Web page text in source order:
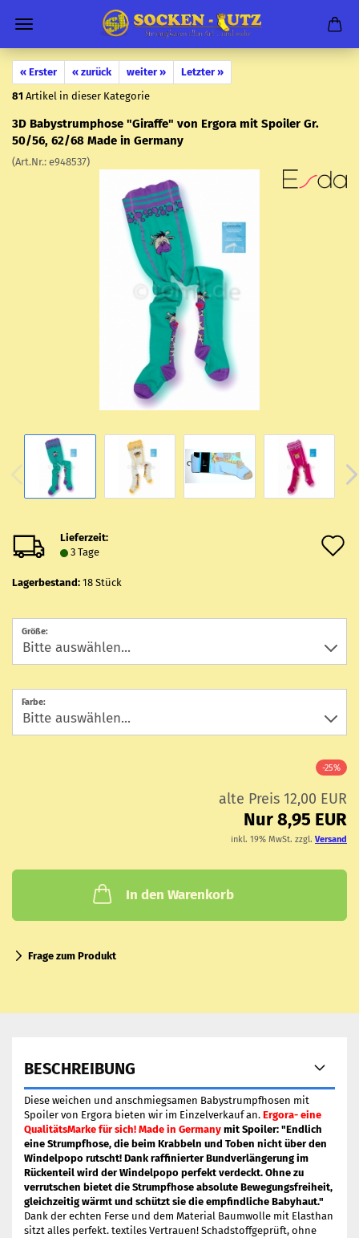
« Erster « zurück weiter »
Letzter »
81 Artikel in dieser Kategorie
3D Ba­by­strum­pho­se "Gi­raf­fe" von Er­go­ra mit Spoi­ler Gr.
50/56, 62/68 Made in Ger­ma­ny
(Art.Nr.: e948537)
Lieferzeit:
3 Tage
Lagerbestand: 18 Stück
Größe:
Farbe:
-25%
alte Preis 12,00 EUR
Nur 8,95 EUR
inkl. 19% MwSt. zzgl. Versand
In den Warenkorb
Frage zum Produkt
BESCHREIBUNG
Diese weichen und anschmiegsamen Babystrumpfhosen mit
Spoiler von Ergora bieten wir im Einzelverkauf an. Ergora- eine
QualitätsMarke für sich! Made in Germany mit Spoiler: "Endlich
eine Strumpfhose, die beim Krabbeln und Toben nicht über den
Windelpopo rutscht! Dank raffinierter Bundverlängerung im
Rückenteil wird der Windelpopo perfekt verdeckt. Ohne zu
verrutschen bietet die Strumpfhose absolute Bewegungsfreiheit,
gleichzeitig wärmt und schützt sie die empfindliche Babyhaut."
Dank der echten Ferse und dem Material Baumwolle mit Elasthan
sitzt alles perfekt. textiles Vertrauen! Schadstoffgeprüft, ohne